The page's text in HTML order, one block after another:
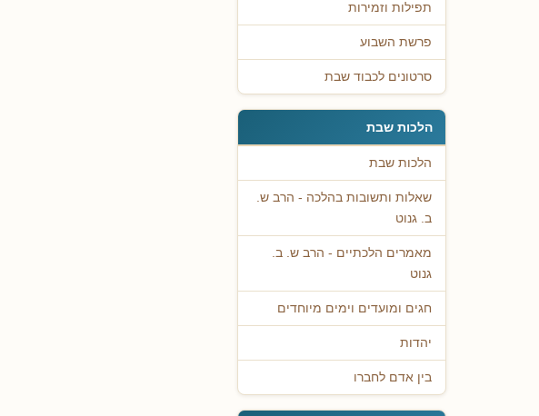
תפילות וזמירות
פרשת השבוע
סרטונים לכבוד שבת
הלכות שבת
הלכות שבת
שאלות ותשובות בהלכה - הרב ש.
ב. גנוט
מאמרים הלכתיים - הרב ש. ב.
גנוט
חגים ומועדים וימים מיוחדים
יהדות
בין אדם לחברו